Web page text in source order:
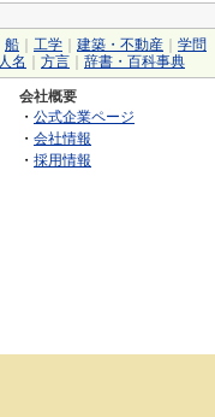
船 工学 建築・不動産
学問
人名 方言 辞書・百科事典
会社概要
・ 公式企業ページ
・ 会社情報
・ 採用情報